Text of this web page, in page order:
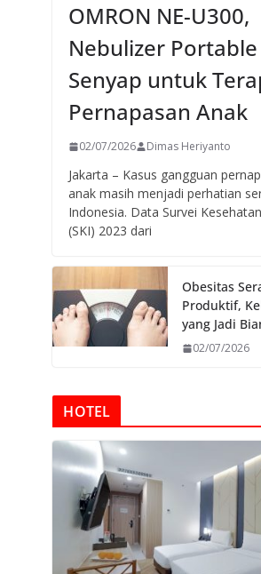
OMRON NE-U300,
Nebulizer Portable
Senyap untuk
Pernapasan Anak
02/07/2026 Dimas Heriyanto
Jakarta – Kasus gangguan
anak masih menjadi perhatian
Indonesia. Data Survei
(SKI) 2023 dari
Obesitas
Produktif,
yang Jadi
02/07/2026
HOTEL